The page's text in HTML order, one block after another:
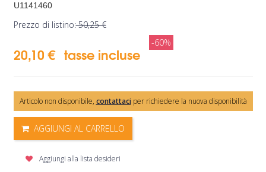
U1141460
Prezzo di listino:50,25 €
20,10 € tasse incluse
-60%
Articolo non disponibile, contattaciper richiedere la nuova disponibilità
AGGIUNGI AL CARRELLO
Aggiungi alla lista desideri